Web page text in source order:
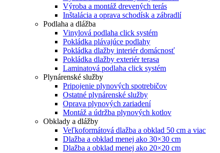
Výroba a montáž drevených terás
Inštalácia a oprava schodísk a zábradlí
Podlaha a dlážba
Vinylová podlaha click systém
Pokládka plávajúce podlahy
Pokládka dlažby interiér domácnosť
Pokládka dlažby exteriér terasa
Laminatová podlaha click systém
Plynárenské služby
Pripojenie plynových spotrebičov
Ostatné plynárenské služby
Oprava plynových zariadení
Montáž a údržba plynových kotlov
Obklady a dlážby
Veľkoformátová dlažba a obklad 50 cm a viac
Dlažba a obklad menej ako 30×30 cm
Dlažba a obklad menej ako 20×20 cm